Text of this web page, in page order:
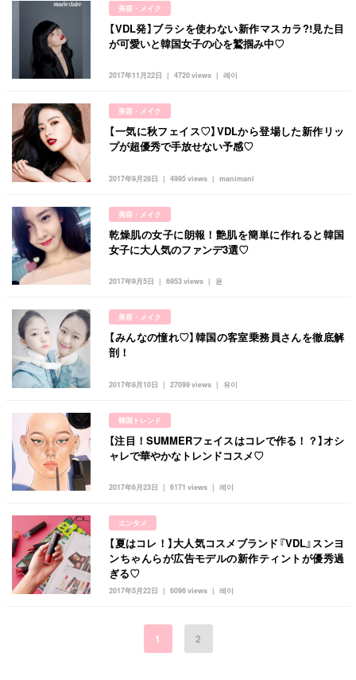
美容・メイク
2017年11月22日 레이
4720 views
【VDL発】ブラシを使わない新作マスカラ?!見た目
が可愛いと韓国女子の心を鷲掴み中♡
美容・メイク
2017年9月28日 manimani
4995 views
【一気に秋フェイス♡】VDLから登場した新作リッ
プが超優秀で手放せない予感♡
美容・メイク
2017年9月5日 윤
6953 views
乾燥肌の女子に朗報！艶肌を簡単に作れると韓国
女子に大人気のファンデ3選♡
美容・メイク
2017年8月10日 유이
27099 views
【みんなの憧れ♡】韓国の客室乗務員さんを徹底解
剖！
韓国トレンド
2017年6月23日 레이
6171 views
【注目！SUMMERフェイスはコレで作る！？】オシ
ャレで華やかなトレンドコスメ♡
エンタメ
2017年5月22日 레이
6096 views
【夏はコレ！】大人気コスメブランド『VDL』スンヨ
ンちゃんらが広告モデルの新作ティントが優秀過
ぎる♡
1 2